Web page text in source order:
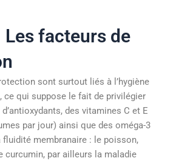
facteurs de
sont surtout liés à l’hygiène
ce qui suppose le fait de privilégier
des vitamines C et E
par jour) ainsi que des oméga-3
fluidité membranaire : le poisson,
curcumin, par ailleurs la maladie